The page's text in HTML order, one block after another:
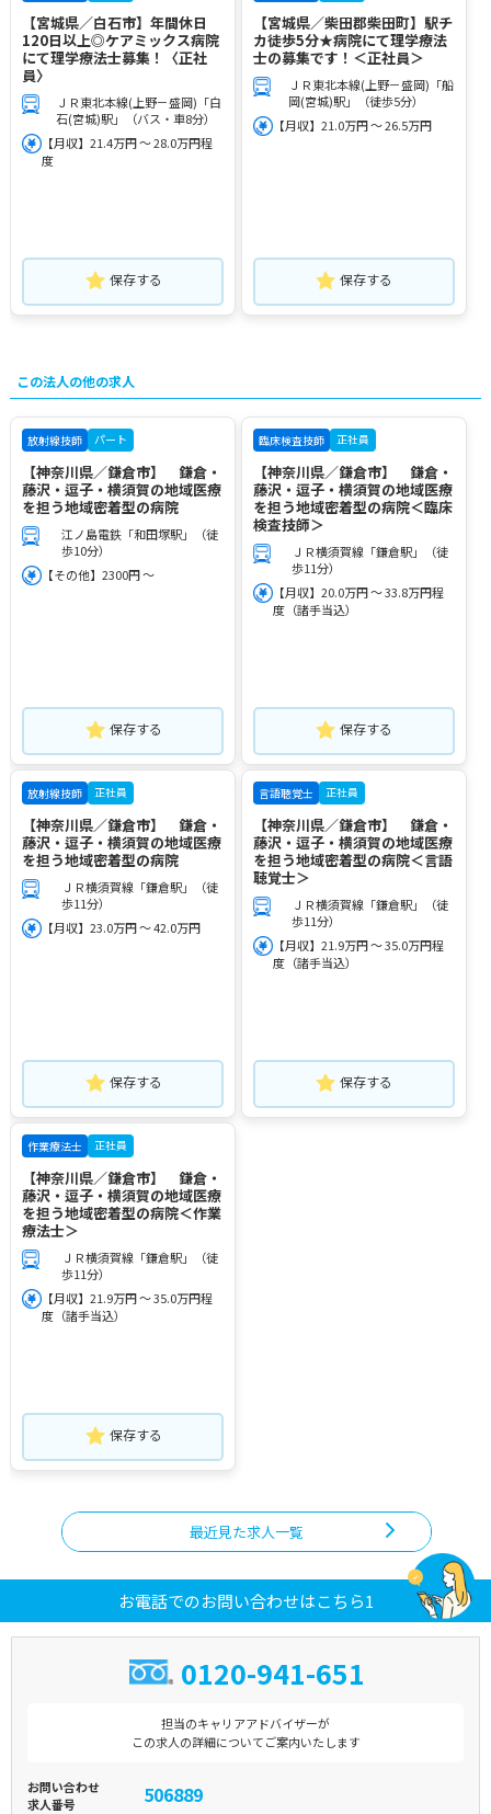
【宮城県／白石市】年間休日
120日以上◎ケアミックス病院
にて理学療法士募集！〈正社
員〉
ＪＲ東北本線(上野－盛岡)「白
石(宮城)駅」（バス・車8分）
【月収】21.4万円 ～ 28.0万円程
度
保存する
【宮城県／柴田郡柴田町】駅チ
カ徒歩5分★病院にて理学療法
士の募集です！＜正社員＞
ＪＲ東北本線(上野－盛岡)「船
岡(宮城)駅」（徒歩5分）
【月収】21.0万円 ～ 26.5万円
保存する
この法人の他の求人
放射線技師 パート
【神奈川県／鎌倉市】 鎌倉・
藤沢・逗子・横須賀の地域医療
を担う地域密着型の病院
江ノ島電鉄「和田塚駅」（徒
歩10分）
【その他】2300円 ～
保存する
臨床検査技師 正社員
【神奈川県／鎌倉市】 鎌倉・
藤沢・逗子・横須賀の地域医療
を担う地域密着型の病院＜臨床
検査技師＞
ＪＲ横須賀線「鎌倉駅」（徒
歩11分）
【月収】20.0万円 ～ 33.8万円程
度（諸手当込）
保存する
放射線技師 正社員
【神奈川県／鎌倉市】 鎌倉・
藤沢・逗子・横須賀の地域医療
を担う地域密着型の病院
ＪＲ横須賀線「鎌倉駅」（徒
歩11分）
【月収】23.0万円 ～ 42.0万円
保存する
言語聴覚士 正社員
【神奈川県／鎌倉市】 鎌倉・
藤沢・逗子・横須賀の地域医療
を担う地域密着型の病院＜言語
聴覚士＞
ＪＲ横須賀線「鎌倉駅」（徒
歩11分）
【月収】21.9万円 ～ 35.0万円程
度（諸手当込）
保存する
作業療法士 正社員
【神奈川県／鎌倉市】 鎌倉・
藤沢・逗子・横須賀の地域医療
を担う地域密着型の病院＜作業
療法士＞
ＪＲ横須賀線「鎌倉駅」（徒
歩11分）
【月収】21.9万円 ～ 35.0万円程
度（諸手当込）
保存する
最近見た求人一覧
お電話でのお問い合わせはこちら1
0120-941-651
担当のキャリアアドバイザーが
この求人の詳細についてご案内いたします
お問い合わせ
求人番号
506889